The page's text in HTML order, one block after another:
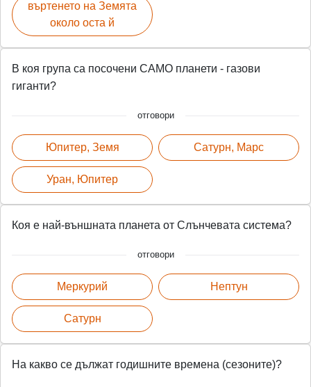
въртенето на Земята
около оста й
В коя група са посочени САМО планети - газови
гиганти?
отговори
Юпитер, Земя
Уран, Юпитер
Сатурн, Марс
Коя е най-външната планета от Слънчевата система?
отговори
Меркурий
Сатурн
Нептун
На какво се дължат годишните времена (сезоните)?